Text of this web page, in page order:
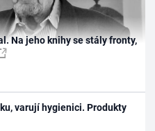
Na jeho knihy se stály fronty,
varují hygienici. Produkty